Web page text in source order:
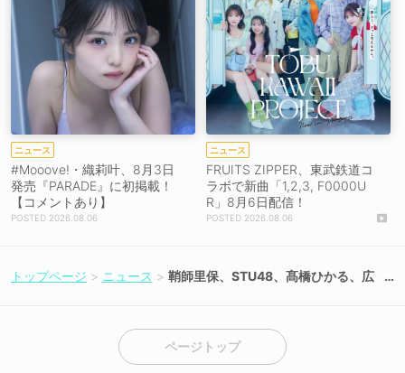
ニュース
#Mooove!・織莉叶、8月3日
発売『PARADE』に初掲載！
【コメントあり】
2026.08.06
ニュース
FRUITS ZIPPER、東武鉄道コ
ラボで新曲「1,2,3, F0000U
R」8月6日配信！
2026.08.06
トップページ ニュース
鞘師里保、STU48、髙橋ひかる、広
ら、みなさんのもとへお届けしたい
と思います！」
ページトップ